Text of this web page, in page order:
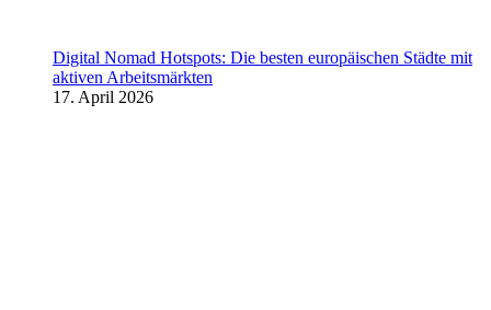
Digital Nomad Hotspots: Die besten europäischen Städte mit
aktiven Arbeitsmärkten
17. April 2026